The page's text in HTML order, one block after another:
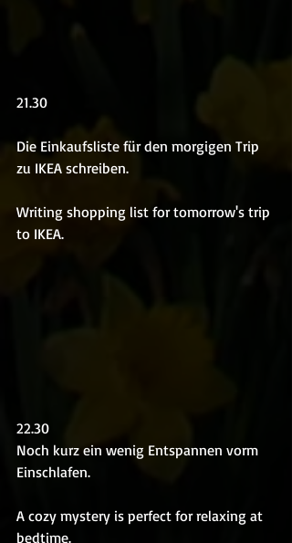
21.30
Die Einkaufsliste für den morgigen Trip
zu IKEA schreiben.
Writing shopping list for tomorrow's trip
to IKEA.
22.30
Noch kurz ein wenig Entspannen vorm
Einschlafen.
A cozy mystery is perfect for relaxing at
bedtime.